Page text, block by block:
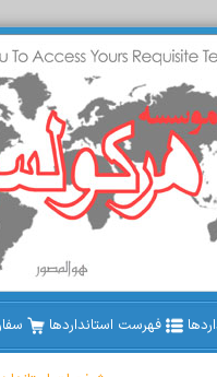
فهرست استانداردها